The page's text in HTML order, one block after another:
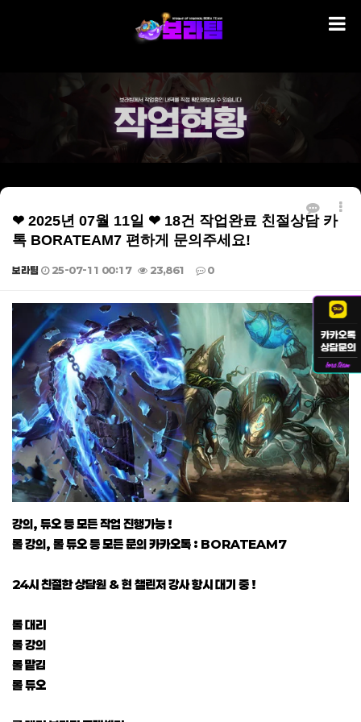
❤ 2025년 07월 11일 ❤ 18건 작업완료 친절상담 카
톡 BORATEAM7 편하게 문의주세요!
보라팀 25-07-11 00:17 23,861 0
본문
강의, 듀오 등 모든 작업 진행가능 !
롤 강의, 롤 듀오 등 모든 문의 카카오톡 : BORATEAM7
24시 친절한 상담원 & 현 챌린저 강사 항시 대기 중 !
롤 대리
롤 강의
롤 맡김
롤 듀오